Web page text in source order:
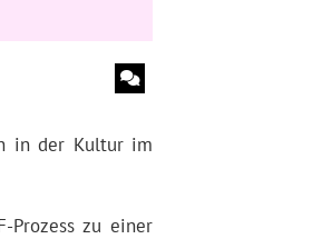
in der Kultur im
Prozess zu einer